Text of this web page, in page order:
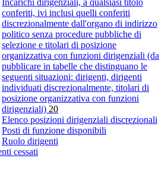
Incarichi dirigenziali, a qualsiasi titolo
conferiti, ivi inclusi quelli conferiti
discrezionalmente dall'organo di indirizzo
politico senza procedure pubbliche di
selezione e titolari di posizione
organizzativa con funzioni dirigenziali (da
pubblicare in tabelle che distinguano le
seguenti situazioni: dirigenti, dirigenti
individuati discrezionalmente, titolari di
posizione organizzativa con funzioni
dirigenziali) 20
Elenco posizioni dirigenziali discrezionali
Posti di funzione disponibili
Ruolo dirigenti
cessati